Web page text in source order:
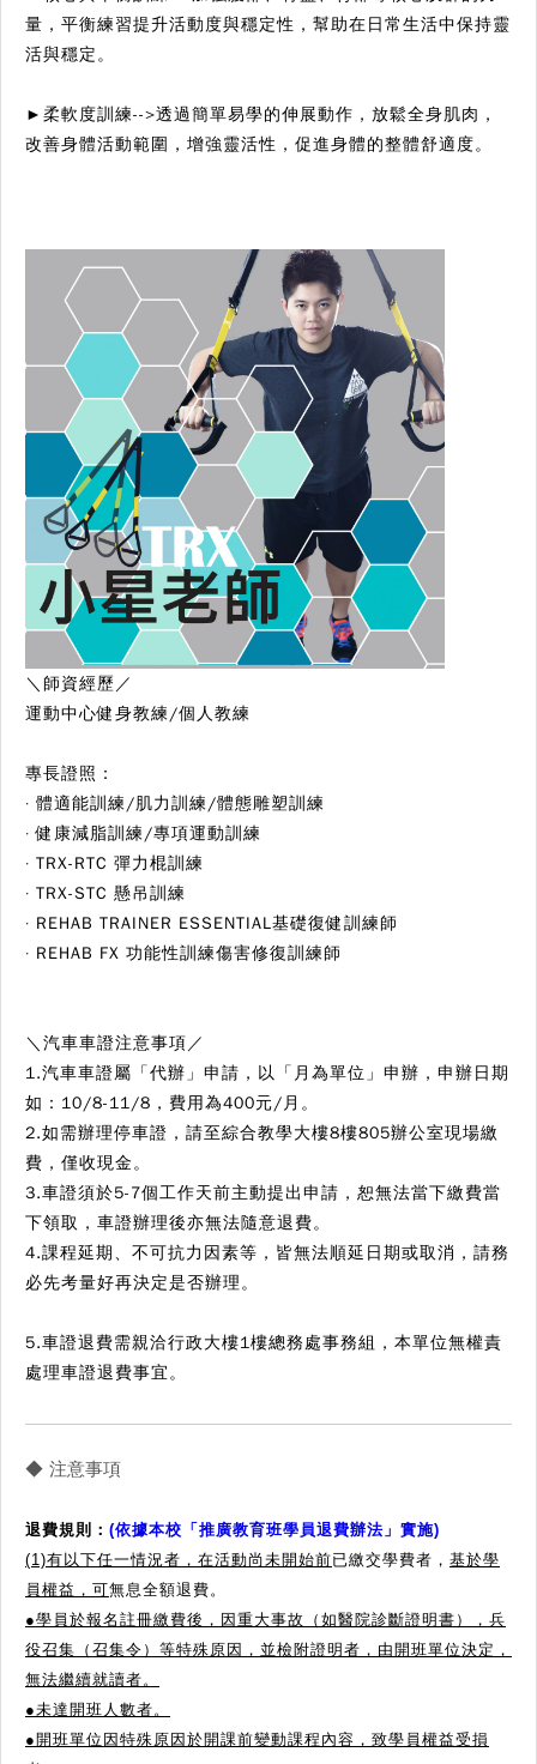
量，平衡練習提升活動度與穩定性，幫助在日常生活中保持靈
活與穩定。
►柔軟度訓練-->透過簡單易學的伸展動作，放鬆全身肌肉，
改善身體活動範圍，增強靈活性，促進身體的整體舒適度。
＼師資經歷／
運動中心健身教練/個人教練
專長證照：
· 體適能訓練/肌力訓練/體態雕塑訓練
·健康減脂訓練/專項運動訓練
· TRX-RTC 彈力棍訓練
· TRX-STC 懸吊訓練
· REHAB TRAINER ESSENTIAL基礎復健訓練師
· REHAB FX 功能性訓練傷害修復訓練師
＼ 汽車車證注意事項／
1.汽車車證屬「代辦」申請，以「月為單位」申辦，申辦日期
如：10/8-11/8，費用為400元/月。
2.如需辦理停車證，請至綜合教學大樓8樓805辦公室現場繳
費，僅收現金。
3.車證須於5-7個工作天前主動提出申請，恕無法當下繳費當
下領取，車證辦理後亦無法隨意退費。
4.課程延期、不可抗力因素等，皆無法順延日期或取消，請務
必先考量好再決定是否辦理。
5.車證退費需親洽行政大樓1樓總務處事務組，本單位無權責
處理車證退費事宜。
◆ 注意事項
退費規則 ： (依據本校「推廣教育班學員退費辦法」實施)
(1)有以下任一情況者，在活動尚未開始前已繳交學費者， 基於學
員權益，可無息全額退費。
●學員於報名註冊繳費後，因重大事故（如醫院診斷證明書），兵
役召集（召集令）等特殊原因，並檢附證明者，由開班單位決定，
無法繼續就讀者。
●未達開班人數者。
● 開班單位因特殊原因於開課前變動課程內容，致學員權益受損